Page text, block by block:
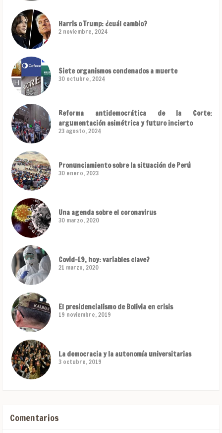
Harris o Trump: ¿cuál cambio?
2 noviembre, 2024
Siete organismos condenados a muerte
30 octubre, 2024
Reforma antidemocrática de la Corte:
argumentación asimétrica y futuro incierto
23 agosto, 2024
Pronunciamiento sobre la situación de Perú
30 enero, 2023
Una agenda sobre el coronavirus
30 marzo, 2020
Covid-19, hoy: variables clave?
21 marzo, 2020
El presidencialismo de Bolivia en crisis
19 noviembre, 2019
La democracia y la autonomía universitarias
3 octubre, 2019
Comentarios